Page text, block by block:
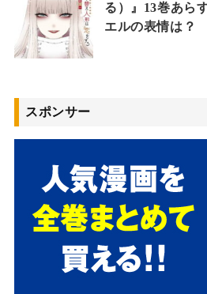
る）』13巻あら
エルの表情は？
スポンサー